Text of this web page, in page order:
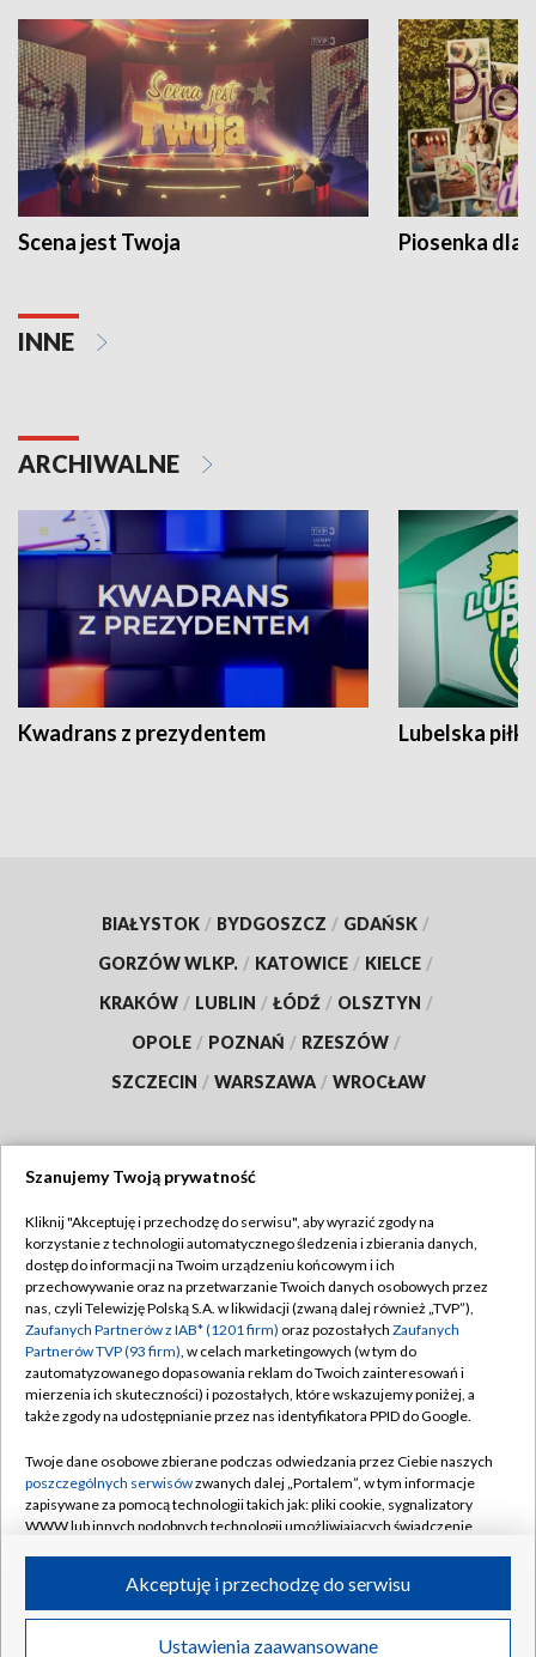
Scena jest Twoja Piosenka dla
INNE
ARCHIWALNE
Kwadrans z prezydentem Lubelska piłka
BIAŁYSTOK / BYDGOSZCZ / GDAŃSK /
GORZÓW WLKP. / KATOWICE / KIELCE /
KRAKÓW / LUBLIN / ŁÓDŹ / OLSZTYN /
OPOLE / POZNAŃ / RZESZÓW /
SZCZECIN / WARSZAWA / WROCŁAW
TVP
Abonament TVP
Emisja w TVP
Centrum informacji TVP
Naziemna Telewizja Cyfrowa
Rada Programowa
System NOS
Informacje o nadawcy
Program dla prasy
Regulamin TVP
Polityka prywatności
Moje zgody
Pomoc
Kontakt
Kanały
©2026 Telewizja Polska S.A. w likwidacji
Szanujemy Twoją prywatność
Kliknij "Akceptuję i przechodzę do serwisu", aby wyrazić zgody na
korzystanie z technologii automatycznego śledzenia i zbierania danych,
dostęp do informacji na Twoim urządzeniu końcowym i ich
przechowywanie oraz na przetwarzanie Twoich danych osobowych przez
nas, czyli Telewizję Polską S.A. w likwidacji (zwaną dalej również „TVP”),
Zaufanych Partnerów z IAB* (1201 firm) oraz pozostałych Zaufanych
Partnerów TVP (93 firm), w celach marketingowych (w tym do
zautomatyzowanego dopasowania reklam do Twoich zainteresowań i
mierzenia ich skuteczności) i pozostałych, które wskazujemy poniżej, a
także zgody na udostępnianie przez nas identyfikatora PPID do Google.
Twoje dane osobowe zbierane podczas odwiedzania przez Ciebie naszych
poszczególnych serwisówzwanych dalej „Portalem”, w tym informacje
zapisywane za pomocą technologii takich jak: pliki cookie, sygnalizatory
WWW lub innych podobnych technologii umożliwiających świadczenie
ruchu w Internecie.
Twoje dane osobowe zbierane podczas odwiedzania przez Ciebie
Ustawienia zaawansowane
Akceptuję i przechodzę do serwisu